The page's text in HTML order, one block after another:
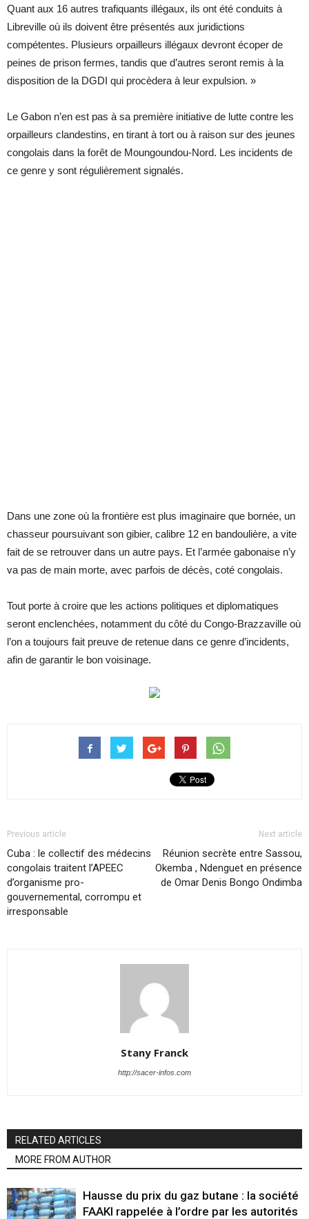
Quant aux 16 autres trafiquants illégaux, ils ont été conduits à
Libreville où ils doivent être présentés aux juridictions
compétentes. Plusieurs orpailleurs illégaux devront écoper de
peines de prison fermes, tandis que d’autres seront remis à la
disposition de la DGDI qui procèdera à leur expulsion. »
Le Gabon n’en est pas à sa première initiative de lutte contre les
orpailleurs clandestins, en tirant à tort ou à raison sur des jeunes
congolais dans la forêt de Moungoundou-Nord. Les incidents de
ce genre y sont régulièrement signalés.
Dans une zone où la frontière est plus imaginaire que bornée, un
chasseur poursuivant son gibier, calibre 12 en bandoulière, a vite
fait de se retrouver dans un autre pays. Et l’armée gabonaise n’y
va pas de main morte, avec parfois de décès, coté congolais.
Tout porte à croire que les actions politiques et diplomatiques
seront enclenchées, notamment du côté du Congo-Brazzaville où
l’on a toujours fait preuve de retenue dans ce genre d’incidents,
afin de garantir le bon voisinage.
Previous article
Cuba : le collectif des médecins
congolais traitent l’APEEC
d’organisme pro-
gouvernemental, corrompu et
irresponsable
Next article
Réunion secrète entre Sassou,
Okemba , Ndenguet en présence
de Omar Denis Bongo Ondimba
Stany Franck
http://sacer-infos.com
RELATED ARTICLES
MORE FROM AUTHOR
Hausse du prix du gaz butane : la société
FAAKI rappelée à l’ordre par les autorités